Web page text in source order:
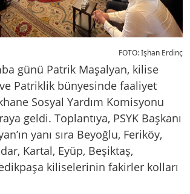
FOTO: İşhan Erdinç
günü Patrik Maşalyan, kilise
Patriklik bünyesinde faaliyet
Sosyal Yardım Komisyonu
geldi. Toplantıya, PSYK Başkanı
yanı sıra Beyoğlu, Feriköy,
Kartal, Eyüp, Beşiktaş,
kiliselerinin fakirler kolları